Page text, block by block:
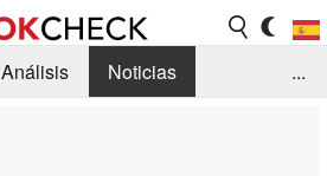
Análisis
Noticias
...